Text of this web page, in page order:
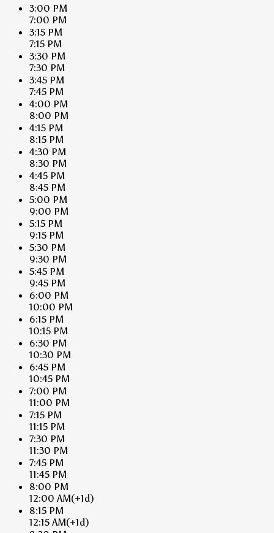
3:00 PM
7:00 PM
3:15 PM
7:15 PM
3:30 PM
7:30 PM
3:45 PM
7:45 PM
4:00 PM
8:00 PM
4:15 PM
8:15 PM
4:30 PM
8:30 PM
4:45 PM
8:45 PM
5:00 PM
9:00 PM
5:15 PM
9:15 PM
5:30 PM
9:30 PM
5:45 PM
9:45 PM
6:00 PM
10:00 PM
6:15 PM
10:15 PM
6:30 PM
10:30 PM
6:45 PM
10:45 PM
7:00 PM
11:00 PM
7:15 PM
11:15 PM
7:30 PM
11:30 PM
7:45 PM
11:45 PM
8:00 PM
12:00 AM(+1d)
8:15 PM
12:15 AM(+1d)